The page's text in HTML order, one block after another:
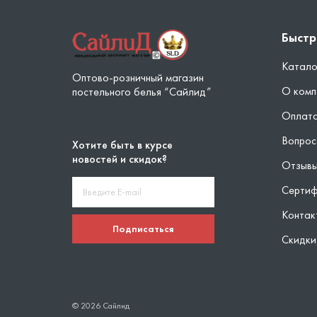
Оптово-розничный магазин
постельного белья “Сайлид”
Хотите быть в курсе
новостей и скидок?
Подписаться
О
Отзывы
Скидки
© 2026 Сайлид